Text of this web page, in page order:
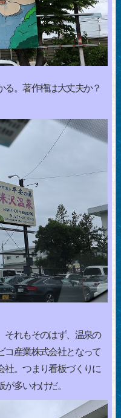
る。著作権は大丈夫か？
それもそのはず、温泉の
コ産業株式会社となって
社。つまり看板づくりに
多いわけだ。